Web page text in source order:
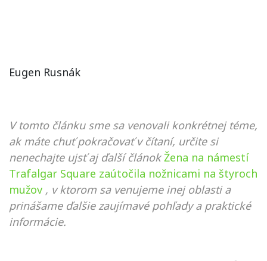
Eugen Rusnák
V tomto článku sme sa venovali konkrétnej téme,
ak máte chuť pokračovať v čítaní, určite si
nenechajte ujsť aj ďalší článok Žena na námestí
Trafalgar Square zaútočila nožnicami na štyroch
mužov , v ktorom sa venujeme inej oblasti a
prinášame ďalšie zaujímavé pohľady a praktické
informácie.